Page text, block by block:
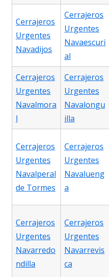
Cerrajeros
Urgentes
Navadijos
Cerrajeros
Urgentes
Navaescuri
al
Cerrajeros
Urgentes
Navalmora
l
Cerrajeros
Urgentes
Navalongu
illa
Cerrajeros
Urgentes
Navalperal
de Tormes
Cerrajeros
Urgentes
Navalueng
a
Cerrajeros
Urgentes
Navarredo
ndilla
Cerrajeros
Urgentes
Navarrevis
ca